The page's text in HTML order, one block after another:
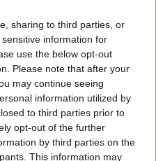
sharing to third parties, or
information for
use the below opt-out
Please note that after your
may continue seeing
information utilized by
to third parties prior to
opt-out of the further
by third parties on the
This information may
NEM ECETTEL ÉS NEM
EZZEL LESZ
A VÍZKÖVES CSAP
trükk
HASZNÁLOD, AZ
UTALHAT